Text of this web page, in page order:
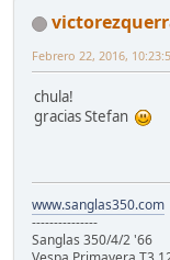
Febrero 22, 2016,
chula!
gracias Stefan
www.sanglas350.com
---------------
Sanglas 350/4/2 '66